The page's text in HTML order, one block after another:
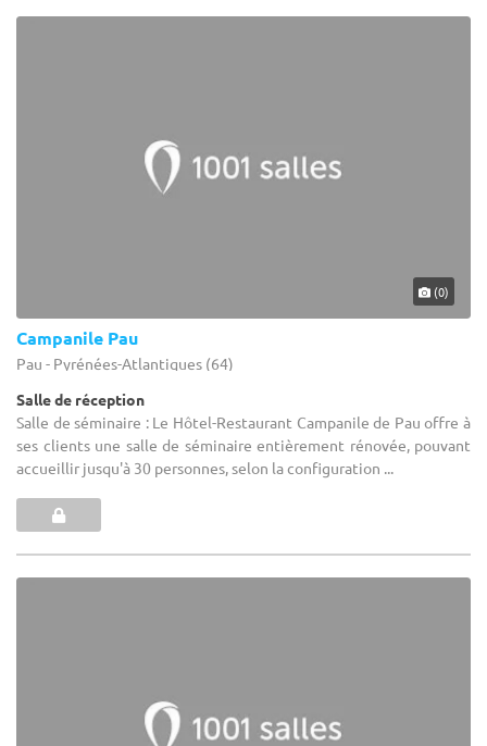
(0)
Campanile Pau
Pau - Pyrénées-Atlantiques (64)
Salle de réception
Salle de séminaire : Le Hôtel-Restaurant Campanile de Pau offre à
ses clients une salle de séminaire entièrement rénovée, pouvant
accueillir jusqu'à 30 personnes, selon la configuration ...